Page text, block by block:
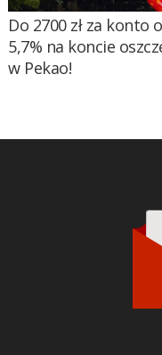
Do 2700 zł za konto
5,7% na koncie
w Pekao!